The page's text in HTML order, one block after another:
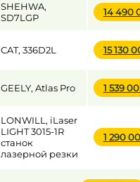
SHEHWA,
SD7LGP
14 490
CAT, 336D2L 15 130
GEELY, Atlas Pro 1 539
LONWILL, iLaser
LIGHT 3015-1R
станок
лазерной резки
1 290